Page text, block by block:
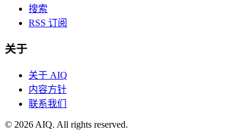
搜索
RSS 订阅
关于
关于 AIQ
内容方针
联系我们
© 2026 AIQ. All rights reserved.